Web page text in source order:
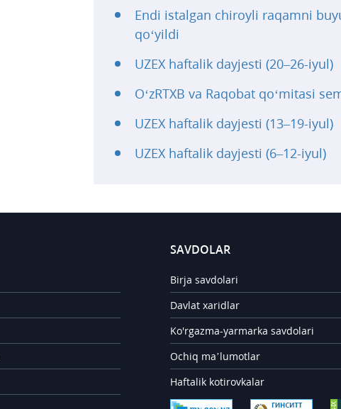
Endi istalgan chiroyli raqamni
qo‘yildi
UZEX haftalik dayjesti (20–26-iyul)
O‘zRTXB va Raqobat qo‘mitasi
UZEX haftalik dayjesti (13–19-iyul)
UZEX haftalik dayjesti (6–12-iyul)
SAVDOLAR
Birja savdolari
Davlat xaridlar
Ko'rgazma-yarmarka savdolari
Ochiq ma’lumotlar
Haftalik kotirovkalar